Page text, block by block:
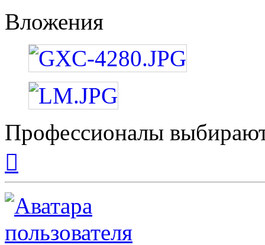
Вложения
Профессионалы
началу